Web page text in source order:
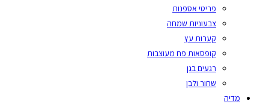
פריטי אספנות
צבעוניות שמחה
קערות עץ
קופסאות פח מעוצבות
רגעים בגן
שחור ולבן
מדיה